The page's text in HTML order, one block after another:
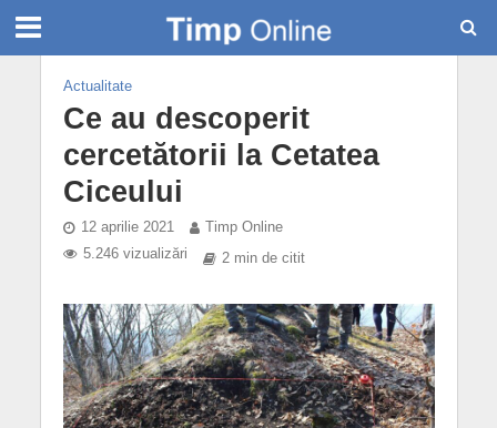
Actualitate
Ce au descoperit
cercetătorii la Cetatea
Ciceului
12 aprilie 2021
Timp Online
5.246 vizualizări
2 min de citit